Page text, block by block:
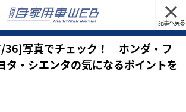
記事へ戻る
36]写真でチェック！ ホンダ・フ
タ・シエンタの気になるポイントを